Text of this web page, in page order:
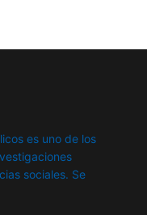
es uno de los
sociales. Se